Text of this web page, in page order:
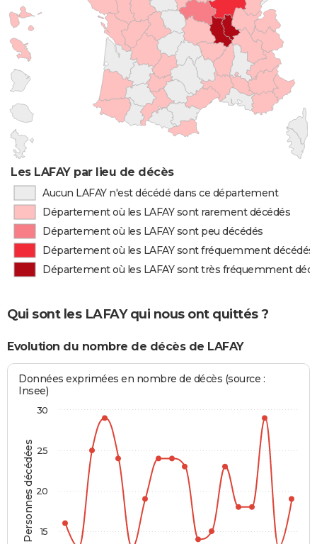
Les LAFAY par lieu de décès
Aucun LAFAY n'est décédé dans ce département
Département où les LAFAY sont rarement décédés
Département où les LAFAY sont peu décédés
Département où les LAFAY sont fréquemment décédés
Département où les LAFAY sont très fréquemment
Qui sont les LAFAY qui nous ont quittés ?
Evolution du nombre de décès de LAFAY
Personnes décédées
Données exprimées en nombre de décès (source :
Insee)
15
20
25
30